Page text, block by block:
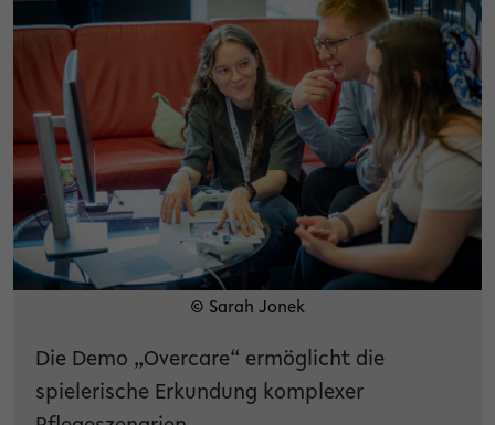
© Sarah Jonek
Die Demo „Overcare“ ermöglicht die
spielerische Erkundung komplexer